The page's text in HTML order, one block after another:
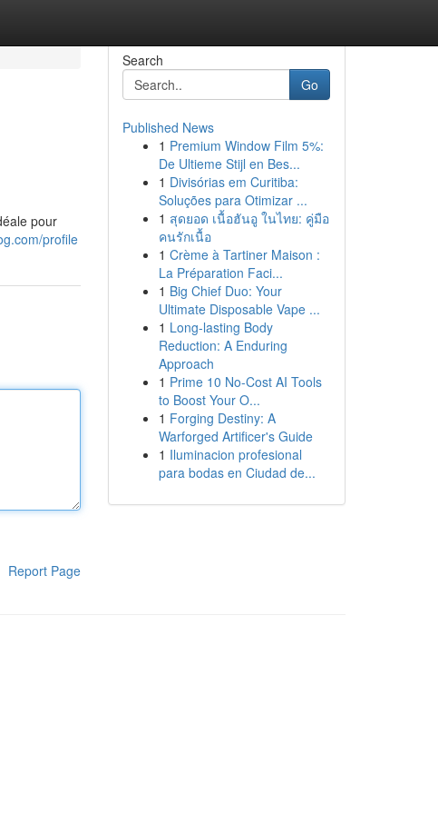
pour
profile
Report Page
Search
Go
Published News
1 Premium Window Film 5%:
De Ultieme Stijl en Bes...
1 Divisórias em Curitiba:
Soluções para Otimizar ...
1 สุดยอด เนื้อฮันอู ในไทย: คู่มือ
คนรักเนื้อ
1 Crème à Tartiner Maison :
La Préparation Faci...
1 Big Chief Duo: Your
Ultimate Disposable Vape ...
1 Long-lasting Body
Reduction: A Enduring
Approach
1 Prime 10 No-Cost AI Tools
to Boost Your O...
1 Forging Destiny: A
Warforged Artificer's Guide
1 Iluminacion profesional
para bodas en Ciudad de...